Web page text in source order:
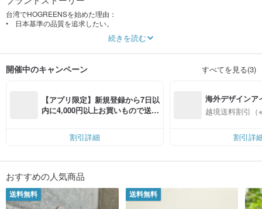
台湾でHOGREENSを始めた理由：
• 日本基準の品質を追求したい。
私はAEAJ認定アロマテラピストの他にカナダBCAPAとアメリカNAHAの資格を
に紹介していきたいと思っています。
台湾では外国から輸入された精油を使用する事が一般的で、台湾原産の精油に
対する知識や理解があまり進んでいません。現地の植物は現地に合った免疫力
たちが台湾原産の精油を日常生活の中でもっと使っていけるような環境作りを
台湾原産の精油は木から抽出したものが多いのですが、国の持続的な造林政策
の遅れもあって、台湾の人たちは木を原材料とする商品の消費を躊躇する傾向
があります。その点、再生力の高い葉から抽出される精油であれば安心して消
続きを読む
開催中のキャンペーン すべてを見る(3)
【アプリ限定】新規登録から7日以
内に4,000円以上お買いもので送料
割引詳細
海外デザインア
入
越境送料割引（
割引詳
おすすめの人気商品
送料無料 送料無料